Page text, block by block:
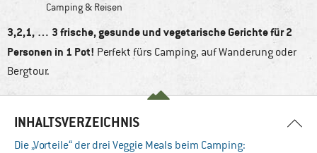
Camping & Reisen
3,2,1, … 3 frische, gesunde und vegetarische Gerichte für 2
Personen in 1 Pot! Perfekt fürs Camping, auf Wanderung oder
Bergtour.
INHALTSVERZEICHNIS
Die „Vorteile“ der drei Veggie Meals beim Camping: